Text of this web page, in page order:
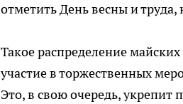
отметить День весны и
Такое распределение
участие в торжественных
Это, в свою очередь, укрепит